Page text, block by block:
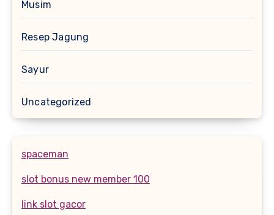
Musim
Resep Jagung
Sayur
Uncategorized
spaceman
slot bonus new member 100
link slot gacor